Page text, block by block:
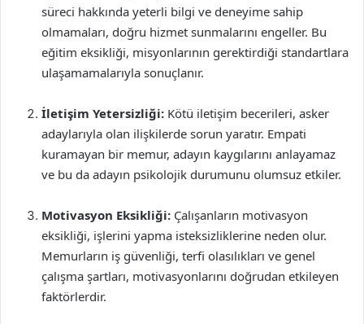
süreci hakkında yeterli bilgi ve deneyime sahip
olmamaları, doğru hizmet sunmalarını engeller. Bu
eğitim eksikliği, misyonlarının gerektirdiği standartlara
ulaşamamalarıyla sonuçlanır.
İletişim Yetersizliği: Kötü iletişim becerileri, asker
adaylarıyla olan ilişkilerde sorun yaratır. Empati
kuramayan bir memur, adayın kaygılarını anlayamaz
ve bu da adayın psikolojik durumunu olumsuz etkiler.
Motivasyon Eksikliği: Çalışanların motivasyon
eksikliği, işlerini yapma isteksizliklerine neden olur.
Memurların iş güvenliği, terfi olasılıkları ve genel
çalışma şartları, motivasyonlarını doğrudan etkileyen
faktörlerdir.